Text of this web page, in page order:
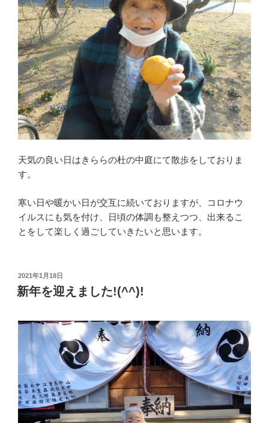
天気の良い日はきららの杜の中庭にて散歩をしておりま
す。
寒い日や暖かい日が交互に続いておりますが、コロナウ
イルスにも気を付け、日頃の体調も整えつつ、出来るこ
とをして楽しく過ごしていきたいと思います。
投
稿
日:
2021年1月18日
新年を迎えました!(^^)!